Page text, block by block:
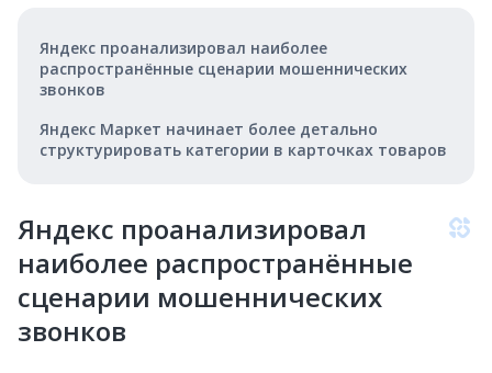
Яндекс проанализировал наиболее
распространённые сценарии мошеннических
звонков
Яндекс Маркет начинает более детально
структурировать категории в карточках товаров
Яндекс проанализировал
наиболее распространённые
сценарии мошеннических
звонков